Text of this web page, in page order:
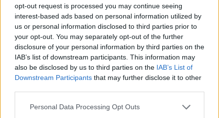
opt-out request is processed you may continue seeing
interest-based ads based on personal information utilized by
us or personal information disclosed to third parties prior to
your opt-out. You may separately opt-out of the further
disclosure of your personal information by third parties on the
IAB’s list of downstream participants. This information may
also be disclosed by us to third parties on the IAB’s List of
Downstream Participants that may further disclose it to other
Personal Data Processing Opt Outs